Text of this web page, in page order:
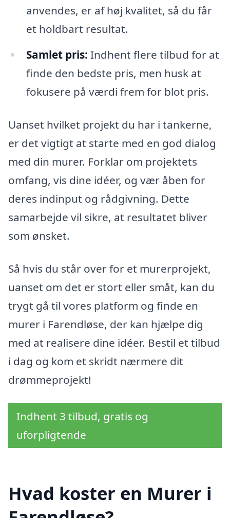
anvendes, er af høj kvalitet, så du får
et holdbart resultat.
Samlet pris: Indhent flere tilbud for at
finde den bedste pris, men husk at
fokusere på værdi frem for blot pris.
Uanset hvilket projekt du har i tankerne,
er det vigtigt at starte med en god dialog
med din murer. Forklar om projektets
omfang, vis dine idéer, og vær åben for
deres indinput og rådgivning. Dette
samarbejde vil sikre, at resultatet bliver
som ønsket.
Så hvis du står over for et murerprojekt,
uanset om det er stort eller småt, kan du
trygt gå til vores platform og finde en
murer i Farendløse, der kan hjælpe dig
med at realisere dine idéer. Bestil et tilbud
i dag og kom et skridt nærmere dit
drømmeprojekt!
Indhent 3 tilbud, gratis og
uforpligtende
Hvad koster en Murer i